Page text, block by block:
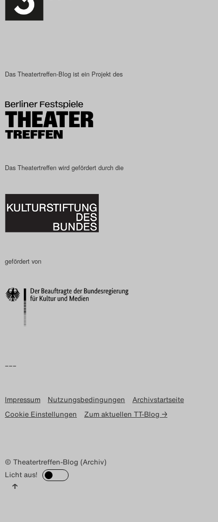
Das Theatertreffen-Blog
Nutzungsbedingungen
Search
Das Theatertreffen-Blog ist ein Projekt des
Das Theatertreffen wird gefördert durch die
gefördert von
–––
Impressum Nutzungsbedingungen
Archivstartseite
Cookie Einstellungen
Zum aktuellen TT-Blog →
© Theatertreffen-Blog (Archiv)
Licht aus!
↑